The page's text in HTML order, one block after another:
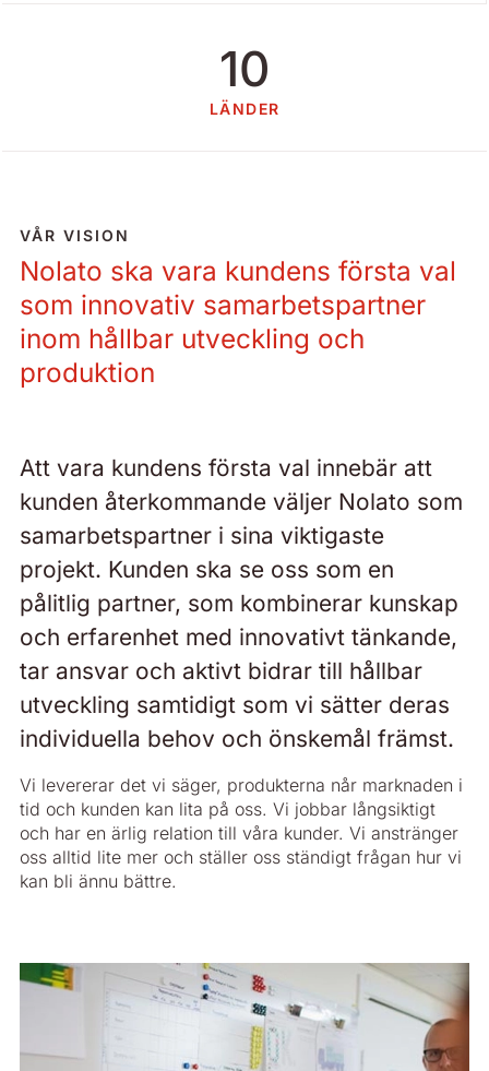
10
LÄNDER
VÅR VISION
Nolato ska vara kundens första val
som innovativ samarbetspartner
inom hållbar utveckling och
produktion
Att vara kundens första val innebär att
kunden återkommande väljer Nolato som
samarbetspartner i sina viktigaste
projekt. Kunden ska se oss som en
pålitlig partner, som kombinerar kunskap
och erfarenhet med innovativt tänkande,
tar ansvar och aktivt bidrar till hållbar
utveckling samtidigt som vi sätter deras
individuella behov och önskemål främst.
Vi levererar det vi säger, produkterna når marknaden i
tid och kunden kan lita på oss. Vi jobbar långsiktigt
och har en ärlig relation till våra kunder. Vi anstränger
oss alltid lite mer och ställer oss ständigt frågan hur vi
kan bli ännu bättre.